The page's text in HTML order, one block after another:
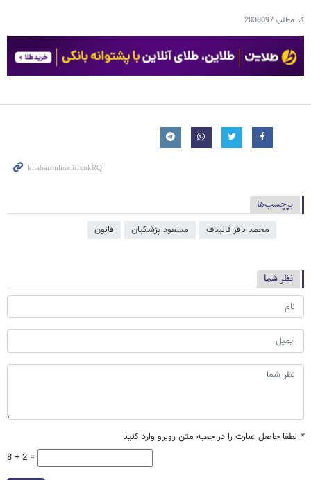
کد مطلب2038097
برچسب‌ها
محمد باقر قالیباف مسعود پزشکیان قانون
نظر شما
* لطفا حاصل عبارت را در جعبه متن روبرو وارد کنید
8 + 2 =